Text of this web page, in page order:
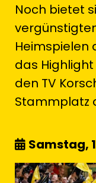
Noch bietet
Heimspielen
das Highlight
den TV
Stammplatz
Samstag,